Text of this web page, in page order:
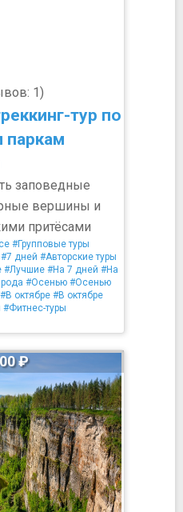
1)
тур по
паркам
заповедные
вершины и
притёсами
#Групповые туры
#7 дней #Авторские туры
#Лучшие #На 7 дней #На
#Осенью #Осенью
#В октябре #В октябре
#Фитнес-туры
₽